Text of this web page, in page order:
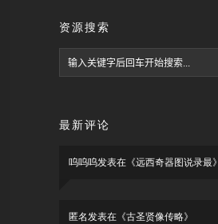
资源搜索
最新评论
呜呜呜发表在《远西奇器图说录最》
匿名发表在《古圣贤像传略》